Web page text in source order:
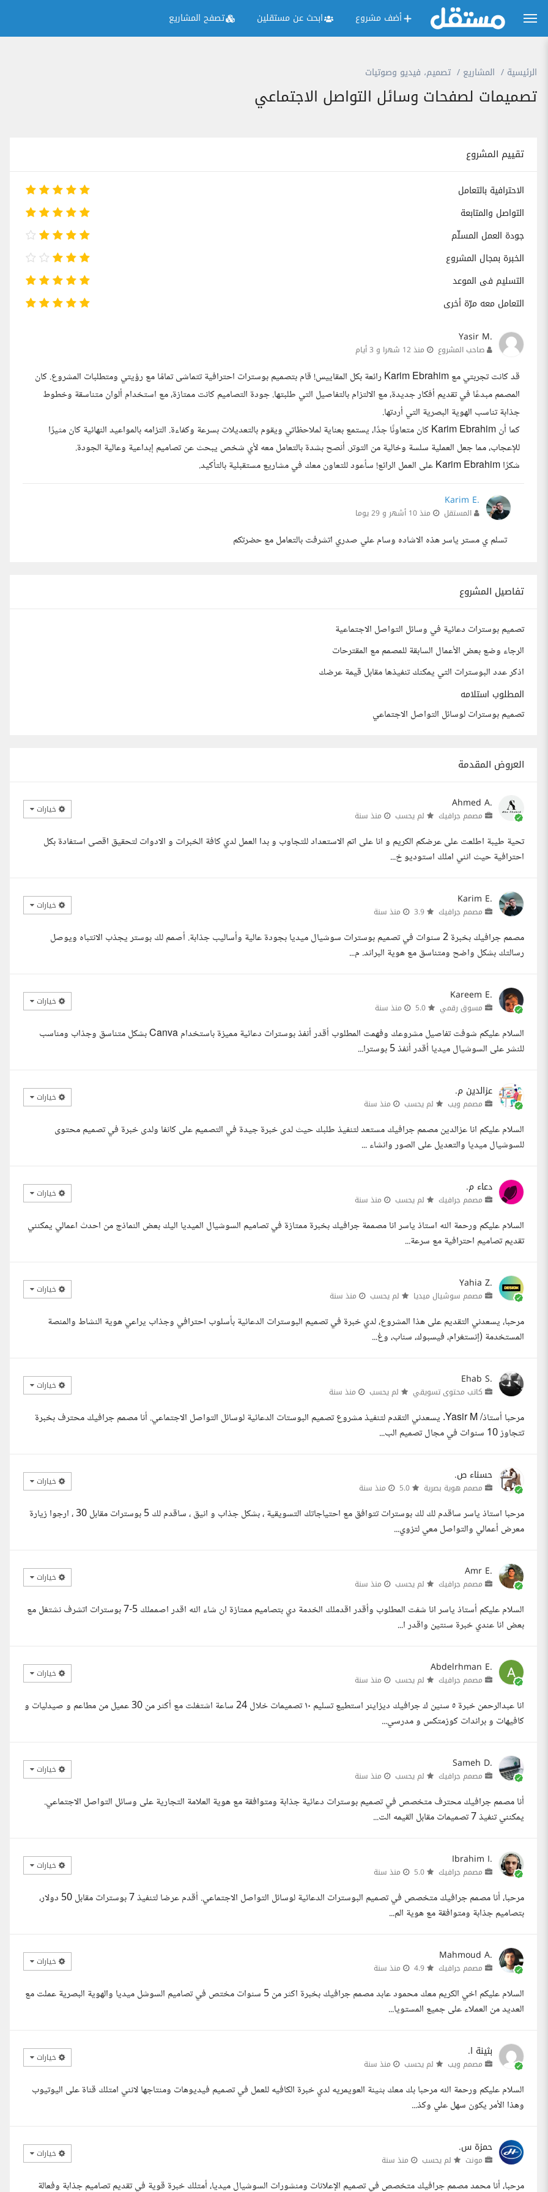
أضف مشروع ابحث عن مستقلين تصفح المشاريع
الرئيسية المشاريع تصميم، فيديو وصوتيات
تصميمات لصفحات وسائل التواصل الاجتماعي
تقييم المشروع
الاحترافية بالتعامل
التواصل والمتابعة
جودة العمل المسلّم
الخبرة بمجال المشروع
التسليم فى الموعد
التعامل معه مرّة أخرى
Yasir M.
صاحب المشروع منذ 12 شهرا و 3 أيام
قد كانت تجربتي مع Karim Ebrahim رائعة بكل المقاييس! قام بتصميم بوسترات احترافية تتماشى تمامًا مع رؤيتي ومتطلبات المشروع. كان
المصمم مبدعًا في تقديم أفكار جديدة، مع الالتزام بالتفاصيل التي طلبتها. جودة التصاميم كانت ممتازة، مع استخدام ألوان متناسقة وخطوط
جذابة تناسب الهوية البصرية التي أردتها.
كما أن Karim Ebrahim كان متعاونًا جدًا، يستمع بعناية لملاحظاتي ويقوم بالتعديلات بسرعة وكفاءة. التزامه بالمواعيد النهائية كان مثيرًا
للإعجاب، مما جعل العملية سلسة وخالية من التوتر. أنصح بشدة بالتعامل معه لأي شخص يبحث عن تصاميم إبداعية وعالية الجودة.
شكرًا Karim Ebrahim على العمل الرائع! سأعود للتعاون معك في مشاريع مستقبلية بالتأكيد.
Karim E.
المستقل منذ 10 أشهر و 29 يوما
تسلم ي مستر ياسر هذه الاشاده وسام علي صدري اتشرفت بالتعامل مع حضرتكم
تفاصيل المشروع
تصميم بوسترات دعائية في وسائل التواصل الاجتماعية
الرجاء وضع بعض الأعمال السابقة للمصمم مع المقترحات
اذكر عدد البوسترات التي يمكنك تنفيذها مقابل قيمة عرضك
المطلوب استلامه
تصميم بوسترات لوسائل التواصل الاجتماعي
العروض المقدمة
Ahmed A.
مصمم جرافيك لم يحسب منذ سنة خيارات
تحية طيبة اطلعت على عرضكم الكريم و انا على اتم الاستعداد للتجاوب و بدا العمل لدي كافة الخبرات و الادوات لتحقيق اقصى استفادة بكل
احترافية حيث انني املك استوديو خ...
Karim E.
مصمم جرافيك منذ سنة خيارات
مصمم جرافيك بخبرة 2 سنوات في تصميم بوسترات سوشيال ميديا بجودة عالية وأساليب جذابة. أصمم لك بوستر يجذب الانتباه ويوصل
رسالتك بشكل واضح ومتناسق مع هوية البراند. م...
Kareem E.
مسوق رقمي منذ سنة خيارات
السلام عليكم شوفت تفاصيل مشروعك وفهمت المطلوب أقدر أنفذ بوسترات دعائية مميزة باستخدام Canva بشكل متناسق وجذاب ومناسب
للنشر على السوشيال ميديا أقدر أنفذ 5 بوسترا...
عزالدين م.
مصمم ويب لم يحسب منذ سنة خيارات
السلام عليكم انا عزالدين مصمم جرافيك مستعد لتنفيذ طلبك حيث لدى خبرة جيدة في التصميم على كانفا ولدى خبرة في تصميم محتوى
للسوشيال ميديا والتعديل على الصور وانشاء ...
دعاء م.
مصمم جرافيك لم يحسب منذ سنة خيارات
السلام عليكم ورحمة الله استاذ ياسر انا مصممة جرافيك بخبرة ممتازة في تصاميم السوشيال الميديا اليك بعض النماذج من احدث اعمالي يمكنني
تقديم تصاميم احترافية مع سرعة...
Yahia Z.
مصمم سوشيال ميديا لم يحسب منذ سنة خيارات
مرحبا، يسعدني التقديم على هذا المشروع، لدي خبرة في تصميم البوسترات الدعائية بأسلوب احترافي وجذاب يراعي هوية النشاط والمنصة
المستخدمة (إنستغرام، فيسبوك، سناب، وغ...
Ehab S.
كاتب محتوى تسويقي لم يحسب منذ سنة خيارات
مرحبا أستاذ/ Yasir M. يسعدني التقدم لتنفيذ مشروع تصميم البوستات الدعائية لوسائل التواصل الاجتماعي. أنا مصمم جرافيك محترف بخبرة
تتجاوز 10 سنوات في مجال تصميم الب...
حسناء ص.
مصمم هوية بصرية منذ سنة خيارات
مرحبا استاذ ياسر ساقدم لك لك بوسترات تتوافق مع احتياجاتك التسويقية ، بشكل جذاب و انيق ، ساقدم لك 5 بوسترات مقابل 30 ، ارجوا زيارة
معرض أعمالي والتواصل معي لتزوي...
Amr E.
مصمم جرافيك لم يحسب منذ سنة خيارات
السلام عليكم أستاذ ياسر انا شفت المطلوب وأقدر اقدملك الخدمة دي بتصاميم ممتازة ان شاء الله اقدر اصمملك 5-7 بوسترات اتشرف نشتغل مع
بعض انا عندي خبرة سنتين واقدر ا...
Abdelrhman E.
مصمم جرافيك لم يحسب منذ سنة خيارات
انا عبدالرحمن خبرة ٥ سنين ك جرافيك ديزاينر استطيع تسليم ١٠ تصميمات خلال 24 ساعة اشتغلت مع أكثر من 30 عميل من مطاعم و صيدليات و
كافيهات و براندات كوزمتكس و مدرسي...
Sameh D.
مصمم جرافيك لم يحسب منذ سنة خيارات
أنا مصمم جرافيك محترف متخصص في تصميم بوسترات دعائية جذابة ومتوافقة مع هوية العلامة التجارية على وسائل التواصل الاجتماعي.
يمكنني تنفيذ 7 تصميمات مقابل القيمه الت...
Ibrahim I.
مصمم جرافيك منذ سنة خيارات
مرحبا، أنا مصمم جرافيك متخصص في تصميم البوسترات الدعائية لوسائل التواصل الاجتماعي. أقدم عرضا لتنفيذ 7 بوسترات مقابل 50 دولار،
بتصاميم جذابة ومتوافقة مع هوية الم...
Mahmoud A.
مصمم جرافيك منذ سنة خيارات
السلام عليكم اخي الكريم معك محمود عابد مصمم جرافيك بخبرة اكثر من 5 سنوات مختص في تصاميم السوشل ميديا والهوية البصرية عملت مع
العديد من العملاء على جميع المستويا...
بثينة ا.
مصمم ويب لم يحسب منذ سنة خيارات
السلام عليكم ورحمة الله مرحبا بك معك بثينة العويمريه لدي خبرة الكافيه للعمل في تصميم فيديوهات ومنتاجها لانني امتلك قناة على اليوتيوب
وهذا الأمر يكون سهل علي وكذ...
حمزة س.
مونت لم يحسب منذ سنة خيارات
مرحبا، أنا محمد مصمم جرافيك متخصص في تصميم الإعلانات ومنشورات السوشيال ميديا، أمتلك خبرة قوية في تقديم تصاميم جذابة وفعالة